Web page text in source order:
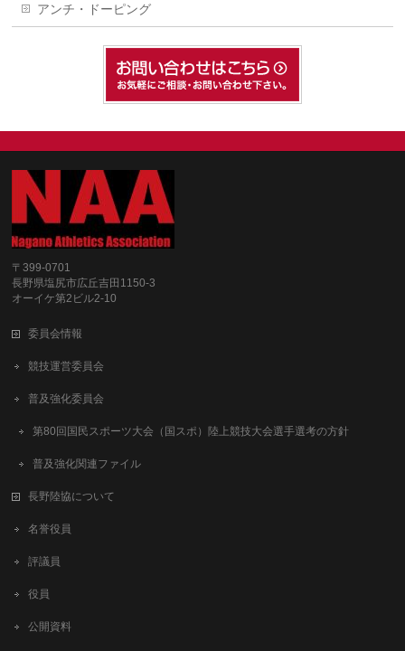
アンチ・ドーピング
〒399-0701
長野県塩尻市広丘吉田1150-3
オーイケ第2ビル2-10
委員会情報
競技運営委員会
普及強化委員会
第80回国民スポーツ大会（国スポ）陸上競技大会選手選考の方針
普及強化関連ファイル
長野陸協について
名誉役員
評議員
役員
公開資料